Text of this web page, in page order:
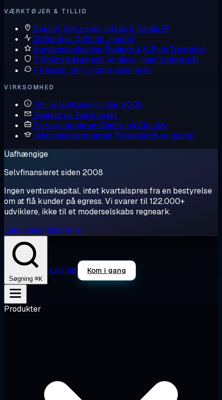
VÆRKTØJER & TILLID
Spejlet Test vores netværk fra din IP
Driftstatus Driftstid i realtid
Kundeanmeldelser Bedømt 4,6/5 på Trustpilot
Tilfredshedsgaranti 14 dage, ingen spørgsmål
Få hjælp 24/7, rigtige ingeniører
VIRKSOMHED
Om os Uafhængig siden 2008
Kontakt os Tag kontakt
Erhvervsprogram Skalér på Cloudzy
Uddannelsesprogram Til research og teams
Uafhængige
Selvfinansieret siden 2008
Ingen venturekapital, intet kvartalspres fra en bestyrelse
om at flå kunder på egress. Vi svarer til 122.000+
udviklere, ikke til et moderselskabs regneark.
Læs vores historie →
Søgning ⌘K
Log ind Kom i gang
Produkter